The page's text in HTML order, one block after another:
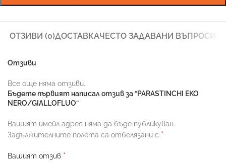
ОТЗИВИ (0)ДОСТАВКАЧЕСТО ЗАДАВАНИ ВЪПРОСИ
Отзиви
Все още няма отзиви.
Бъдете първият написал отзив за “PARASTINCHI EKO
NERO/GIALLOFLUO”
Вашият имейл адрес няма да бъде публикуван.
Задължителните полета са отбелязани с *
Вашият отзив *